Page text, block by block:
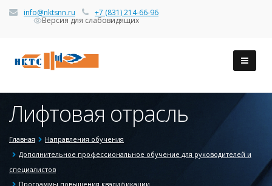
info@nktsnn.ru +7 (831) 214-66-96
Версия для слабовидящих
Лифтовая отрасль
Главная
Направления обучения
Дополнительное профессиональное обучение для руководителей и
специалистов
Программы повышения квалификации